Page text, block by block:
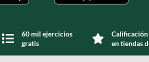
60 mil ejercicios
gratis
en tiendas